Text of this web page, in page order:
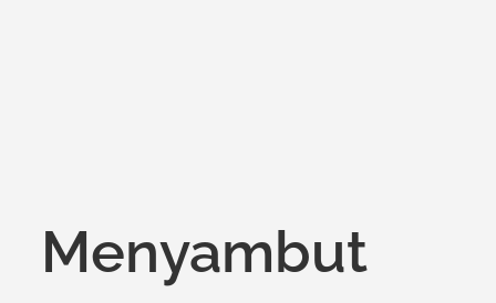
Menyambut